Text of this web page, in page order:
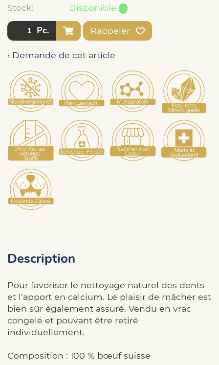
Stock: Disponible
Pc. Rappeler
› Demande de cet article
Description
Pour favoriser le nettoyage naturel des dents
et l'apport en calcium. Le plaisir de mâcher est
bien sûr également assuré. Vendu en vrac
congelé et pouvant être retiré
individuellement.
Composition : 100 % bœuf suisse